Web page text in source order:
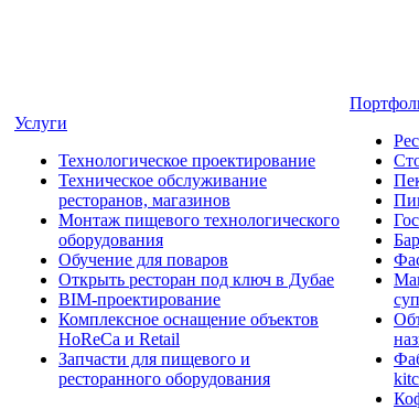
Услуги
Технологическое проектирование
Техническое обслуживание
ресторанов, магазинов
Монтаж пищевого технологического
оборудования
Обучение для поваров
Открыть ресторан под ключ в Дубае
BIM-проектирование
Комплексное оснащение объектов
HoReCa и Retail
Запчасти для пищевого и
ресторанного оборудования